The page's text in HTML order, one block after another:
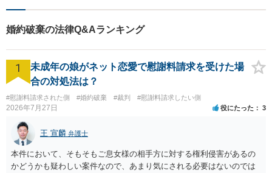
婚約破棄の法律Q&Aランキング
1
未成年の娘がネット恋愛で慰謝料請求を受けた場
合の対処法は？
#慰謝料請求された側 #婚約破棄 #裁判 #慰謝料請求したい側
2026年7月27日 役にたった 3
王 宣麟 弁護士
本件において、そもそもご息女様の相手方に対する権利侵害があるの
かどうかも疑わしい案件なので、あまり気にされる必要はないのでは